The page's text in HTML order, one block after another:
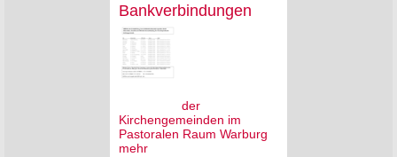
Bankverbindungen
der
Kirchengemeinden im
Pastoralen Raum Warburg
mehr